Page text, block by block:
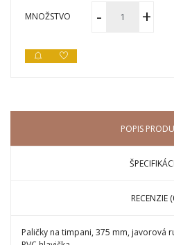
MNOŽSTVO
POPIS
RECENZIE
Paličky na timpani, 375 mm, javorová